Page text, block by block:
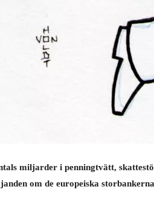
miljarder i penningtvätt,
om de europeiska